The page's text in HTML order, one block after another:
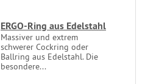
ERGO-Ring aus Edelstahl
Massiver und extrem
schwerer Cockring oder
Ballring aus Edelstahl. Die
besondere...